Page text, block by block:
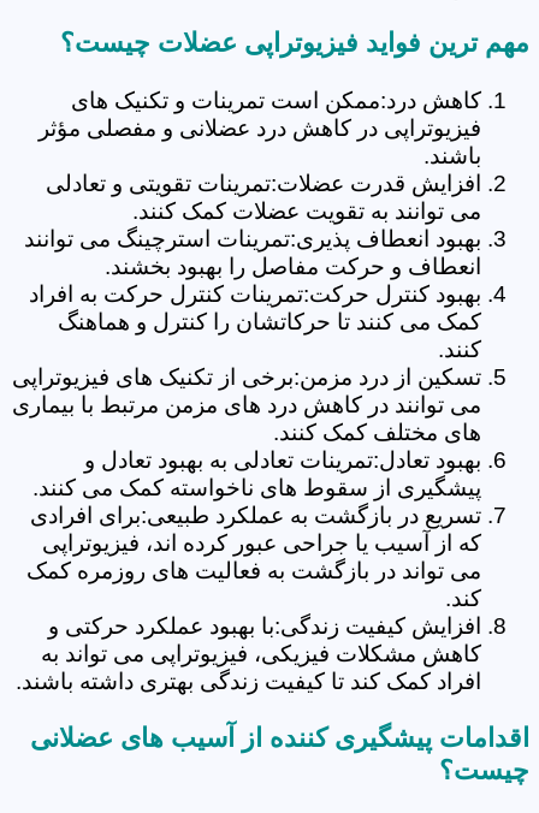
مهم ترین فواید فیزیوتراپی عضلات چیست؟
کاهش درد:ممکن است تمرینات و تکنیک های
فیزیوتراپی در کاهش درد عضلانی و مفصلی مؤثر
باشند.
افزایش قدرت عضلات:تمرینات تقویتی و تعادلی
می توانند به تقویت عضلات کمک کنند.
بهبود انعطاف پذیری:تمرینات استرچینگ می توانند
انعطاف و حرکت مفاصل را بهبود بخشند.
بهبود کنترل حرکت:تمرینات کنترل حرکت به افراد
کمک می کنند تا حرکاتشان را کنترل و هماهنگ
کنند.
تسکین از درد مزمن:برخی از تکنیک های فیزیوتراپی
می توانند در کاهش درد های مزمن مرتبط با بیماری
های مختلف کمک کنند.
بهبود تعادل:تمرینات تعادلی به بهبود تعادل و
پیشگیری از سقوط های ناخواسته کمک می کنند.
تسریع در بازگشت به عملکرد طبیعی:برای افرادی
که از آسیب یا جراحی عبور کرده اند، فیزیوتراپی
می تواند در بازگشت به فعالیت های روزمره کمک
کند.
افزایش کیفیت زندگی:با بهبود عملکرد حرکتی و
کاهش مشکلات فیزیکی، فیزیوتراپی می تواند به
افراد کمک کند تا کیفیت زندگی بهتری داشته باشند.
اقدامات پیشگیری کننده از آسیب های عضلانی
چیست؟